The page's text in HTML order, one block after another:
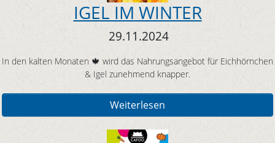
IGEL IM WINTER
29.11.2024
In den kalten Monaten 🍁 wird das Nahrungsangebot für Eichhörnchen
& Igel zunehmend knapper.
Weiterlesen